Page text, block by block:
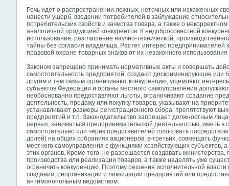
Речь идет о распространении ложных, неточных или искаженных
нанести ущерб, введении потребителей в заблуждение
потребительских свойств и качества товара, а также о
аналогичной продукцией конкурентов. К недобросовестной
использование, разглашение научно-технической,
тайны без согласия владельца. Растет интерес
правовой охране товарных знаков от их незаконного использования
Законом запрещено принимать нормативные акты и совершать
самостоятельность предприятий, создают дискриминирующие или
другим и тем самым ограничивают конкуренцию, ущемляют
субъектов Федерации и органы местного самоуправления
необоснованно предоставляют льготы, ограничивают создание
деятельность, продажу или покупку товаров, указывают на
устанавливают размеры регистрационного сбора, препятствуют
предприятий и т.п. Законодательство запрещает должностным
первых, заниматься предпринимательской деятельностью, иметь в
самостоятельно или через представителей голосовать
долей) на общих собраниях акционеров; в-третьих, совмещать
местного самоуправления с функциями хозяйствующих субъектов,
этих органов. Кроме того, не разрешается создавать
производства или реализации товаров, а также наделять уже
ограничить конкуренцию. Поэтому решения исполнительной
создания, реорганизации и ликвидации предприятий или
антимонопольным ведомством.